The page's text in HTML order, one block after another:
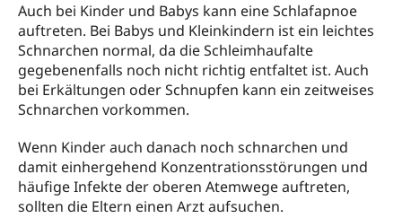
Auch bei Kinder und Babys kann eine Schlafapnoe
auftreten. Bei Babys und Kleinkindern ist ein leichtes
Schnarchen normal, da die Schleimhaufalte
gegebenenfalls noch nicht richtig entfaltet ist. Auch
bei Erkältungen oder Schnupfen kann ein zeitweises
Schnarchen vorkommen.
Wenn Kinder auch danach noch schnarchen und
damit einhergehend Konzentrationsstörungen und
häufige Infekte der oberen Atemwege auftreten,
sollten die Eltern einen Arzt aufsuchen.